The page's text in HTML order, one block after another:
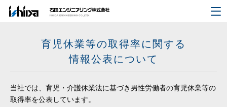
育児休業等の取得率に関する
情報公表について
当社では、育児・介護休業法に基づき男性労働者の育児休業等の
取得率を公表しています。